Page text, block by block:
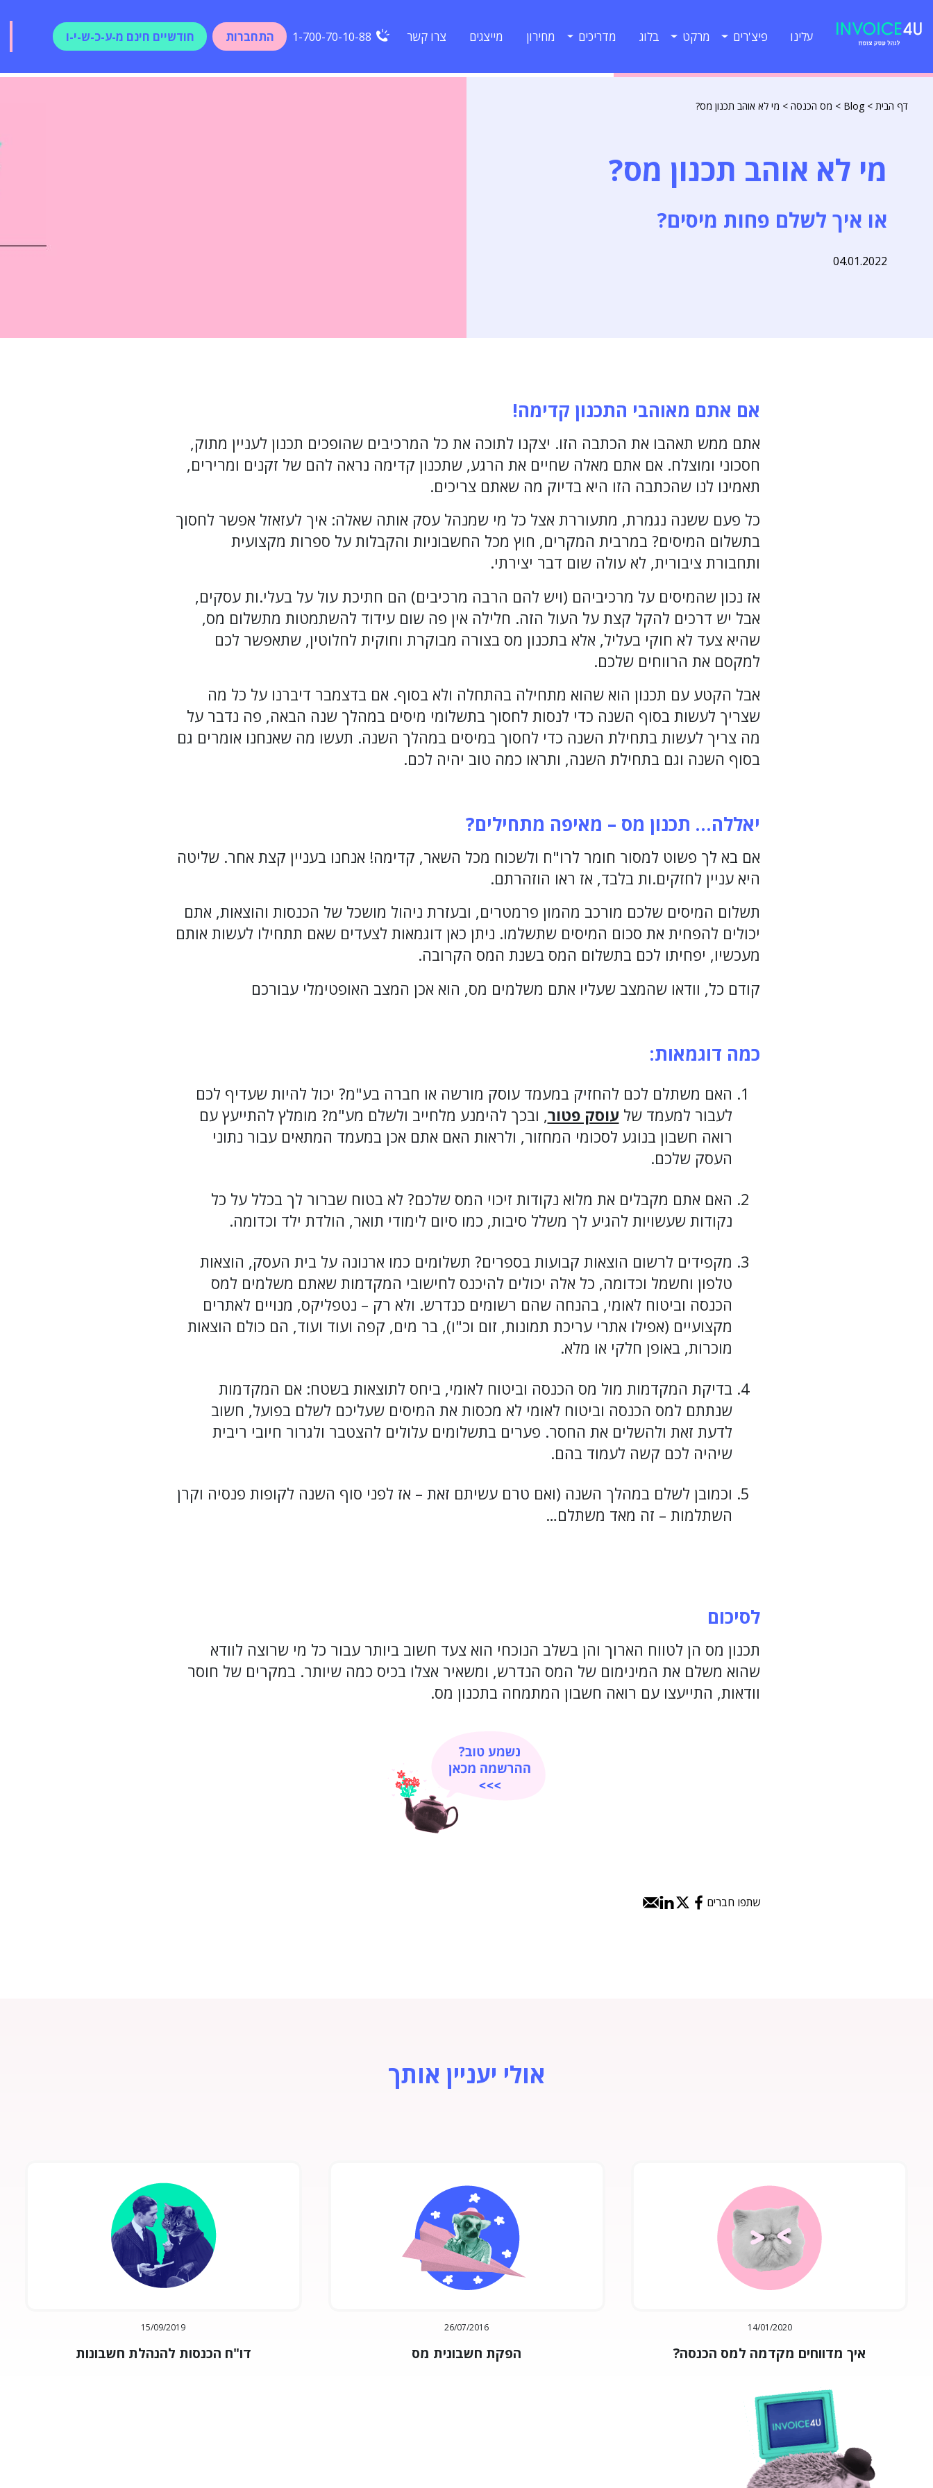
עלינו פיצ'רים מרקט בלוג מדריכים מחירון מייצגים צרו קשר 1-700-70-10-88 התחברות חודשיים חינם מ-ע-כ-ש-י-ו
דף הבית >
Blog
> מס הכנסה > מי לא אוהב תכנון מס?
מי לא אוהב תכנון מס?
או איך לשלם פחות מיסים?
04.01.2022
אם אתם מאוהבי התכנון קדימה!
אתם ממש תאהבו את הכתבה הזו. יצקנו לתוכה את כל המרכיבים שהופכים תכנון לעניין מתוק,
חסכוני ומוצלח. אם אתם מאלה שחיים את הרגע, שתכנון קדימה נראה להם של זקנים ומרירים,
תאמינו לנו שהכתבה הזו היא בדיוק מה שאתם צריכים.
כל פעם ששנה נגמרת, מתעוררת אצל כל מי שמנהל עסק אותה שאלה: איך לעזאזל אפשר לחסוך
בתשלום המיסים? במרבית המקרים, חוץ מכל החשבוניות והקבלות על ספרות מקצועית
ותחבורת ציבורית, לא עולה שום דבר יצירתי.
אז נכון שהמיסים על מרכיביהם (ויש להם הרבה מרכיבים) הם חתיכת עול על בעלי.ות עסקים,
אבל יש דרכים להקל קצת על העול הזה. חלילה אין פה שום עידוד להשתמטות מתשלום מס,
שהיא צעד לא חוקי בעליל, אלא בתכנון מס בצורה מבוקרת וחוקית לחלוטין, שתאפשר לכם
למקסם את הרווחים שלכם.
אבל הקטע עם תכנון הוא שהוא מתחילה בהתחלה ולא בסוף. אם בדצמבר דיברנו על כל מה
שצריך לעשות בסוף השנה כדי לנסות לחסוך בתשלומי מיסים במהלך שנה הבאה, פה נדבר על
מה צריך לעשות בתחילת השנה כדי לחסוך במיסים במהלך השנה. תעשו מה שאנחנו אומרים גם
בסוף השנה וגם בתחילת השנה, ותראו כמה טוב יהיה לכם.
יאללה… תכנון מס – מאיפה מתחילים?
אם בא לך פשוט למסור חומר לרו"ח ולשכוח מכל השאר, קדימה! אנחנו בעניין קצת אחר. שליטה
היא עניין לחזקים.ות בלבד, אז ראו הוזהרתם.
תשלום המיסים שלכם מורכב מהמון פרמטרים, ובעזרת ניהול מושכל של הכנסות והוצאות, אתם
יכולים להפחית את סכום המיסים שתשלמו. ניתן כאן דוגמאות לצעדים שאם תתחילו לעשות אותם
מעכשיו, יפחיתו לכם בתשלום המס בשנת המס הקרובה.
קודם כל, וודאו שהמצב שעליו אתם משלמים מס, הוא אכן המצב האופטימלי עבורכם
כמה דוגמאות:
האם משתלם לכם להחזיק במעמד עוסק מורשה או חברה בע"מ? יכול להיות שעדיף לכם
לעבור למעמד שלעוסק פטור, ובכך להימנע מלחייב ולשלם מע"מ? מומלץ להתייעץ עם
רואה חשבון בנוגע לסכומי המחזור, ולראות האם אתם אכן במעמד המתאים עבור נתוני
העסק שלכם.
האם אתם מקבלים את מלוא נקודות זיכוי המס שלכם? לא בטוח שברור לך בכלל על כל
נקודות שעשויות להגיע לך משלל סיבות, כמו סיום לימודי תואר, הולדת ילד וכדומה.
מקפידים לרשום הוצאות קבועות בספרים? תשלומים כמו ארנונה על בית העסק, הוצאות
טלפון וחשמל וכדומה, כל אלה יכולים להיכנס לחישובי המקדמות שאתם משלמים למס
הכנסה וביטוח לאומי, בהנחה שהם רשומים כנדרש. ולא רק – נטפליקס, מנויים לאתרים
מקצועיים (אפילו אתרי עריכת תמונות, זום וכ"ו), בר מים, קפה ועוד ועוד, הם כולם הוצאות
מוכרות, באופן חלקי או מלא.
בדיקת המקדמות מול מס הכנסה וביטוח לאומי, ביחס לתוצאות בשטח: אם המקדמות
שנתתם למס הכנסה וביטוח לאומי לא מכסות את המיסים שעליכם לשלם בפועל, חשוב
לדעת זאת ולהשלים את החסר. פערים בתשלומים עלולים להצטבר ולגרור חיובי ריבית
שיהיה לכם קשה לעמוד בהם.
וכמובן לשלם במהלך השנה (ואם טרם עשיתם זאת – אז לפני סוף השנה לקופות פנסיה וקרן
השתלמות – זה מאד משתלם…
לסיכום
תכנון מס הן לטווח הארוך והן בשלב הנוכחי הוא צעד חשוב ביותר עבור כל מי שרוצה לוודא
שהוא משלם את המינימום של המס הנדרש, ומשאיר אצלו בכיס כמה שיותר. במקרים של חוסר
וודאות, התייעצו עם רואה חשבון המתמחה בתכנון מס.
שתפו חברים
אולי יעניין אותך
14/01/2020
איך מדווחים מקדמה למס הכנסה?
26/07/2016
הפקת חשבונית מס
15/09/2019
דו"ח הכנסות להנהלת חשבונות